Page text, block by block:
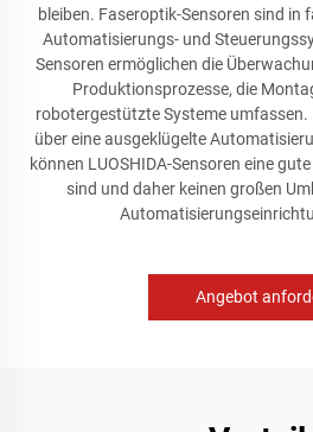
bleiben. Faseroptik-Sensoren sind
Automatisierungs- und
Sensoren ermöglichen die
Produktionsprozesse, die
robotergestützte Systeme umfassen.
über eine ausgeklügelte
können LUOSHIDA-Sensoren eine
sind und daher keinen großen
Angebot